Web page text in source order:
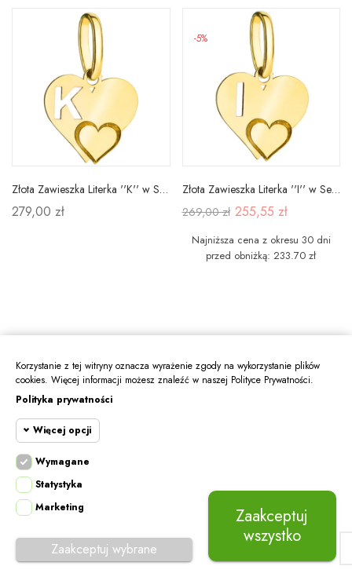
Złota Zawieszka Literka ''K'' w Sercu 585
279,00 zł
-5%
Złota Zawieszka Literka ''I'' w Sercu 585
269,00 zł 255,55 zł
Najniższa cena z okresu 30 dni
przed obniżką: 233.70 zł
-5%
Złota Zawieszka Literka ''E'' w Sercu 585
269,00 zł 255,55 zł
-5%
269,00 zł
Korzystanie z tej witryny oznacza wyrażenie zgody na wykorzystanie plików
cookies. Więcej informacji możesz znaleźć w naszej Polityce Prywatności.
Polityka prywatności
Więcej opcji
Wymagane
Wymagane pliki cookie oraz cookie HttpOnly.
Pliki cookie wymagane do przeglądania witryny
i korzystania z jej podstawowych funkcji. Te
pliki cookie są wymagane do prawidłowego
działania witryny.
Cookie
Cookie
Wymagane
Statystyka
Marketing
Zaakceptuj wybrane
Zaakceptuj
wszystko